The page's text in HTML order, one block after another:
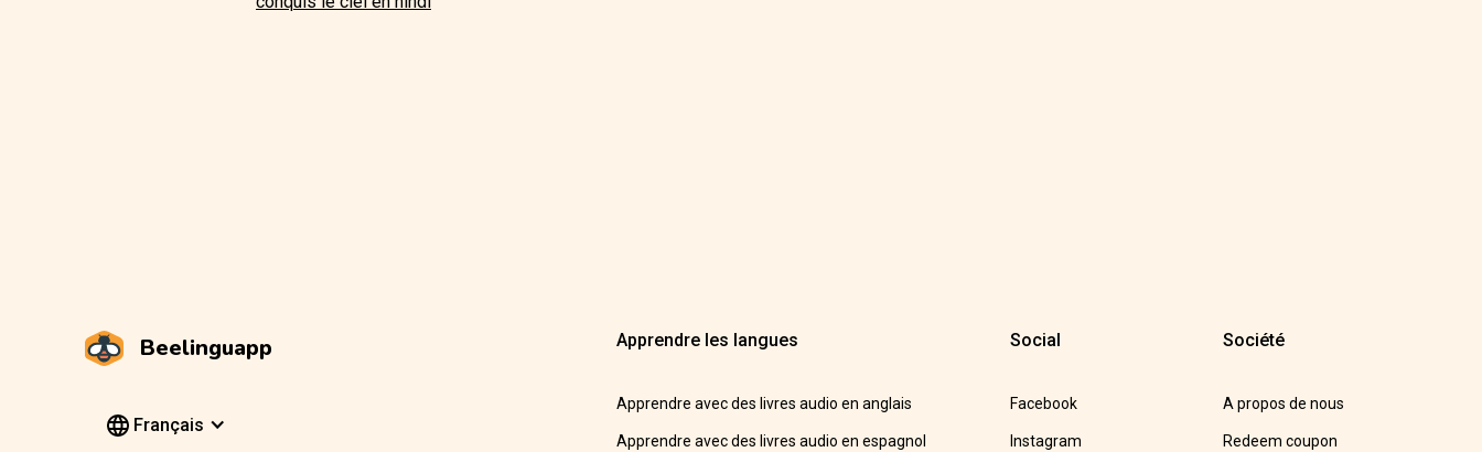
Beelinguapp
Français
Apprendre les langues
Apprendre avec des livres audio en anglais
Apprendre avec des livres audio en espagnol
Social
Facebook
Instagram
Société
A propos de nous
Redeem coupon